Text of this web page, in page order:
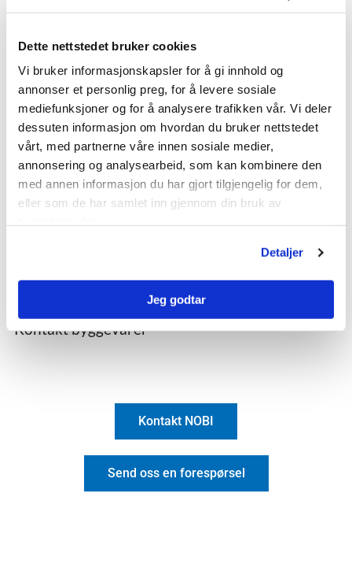
Dette nettstedet bruker cookies
Vi bruker informasjonskapsler for å gi innhold og
annonser et personlig preg, for å levere sosiale
mediefunksjoner og for å analysere trafikken vår. Vi deler
dessuten informasjon om hvordan du bruker nettstedet
vårt, med partnerne våre innen sosiale medier,
annonsering og analysearbeid, som kan kombinere den
med annen informasjon du har gjort tilgjengelig for dem,
eller som de har samlet inn gjennom din bruk av
Detaljer
Jeg godtar
Sandtak
Kontakt ferdigbetong
Byggevarer til hage, park og gate
Belegningsstein
Støttemur
NOBI Stormur
Heller
Fotskraperist i prefabrikkert kum
Kontakt byggevarer
Kontakt NOBI
Send oss en forespørsel